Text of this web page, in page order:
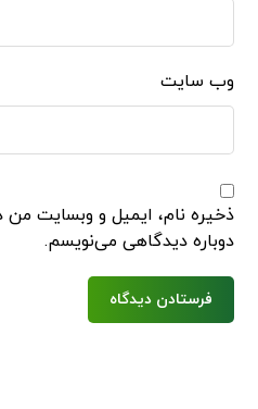
وب‌ سایت
ذخیره نام، ایمیل و وبسایت من
دوباره دیدگاهی می‌نویسم.
فرستادن دیدگاه